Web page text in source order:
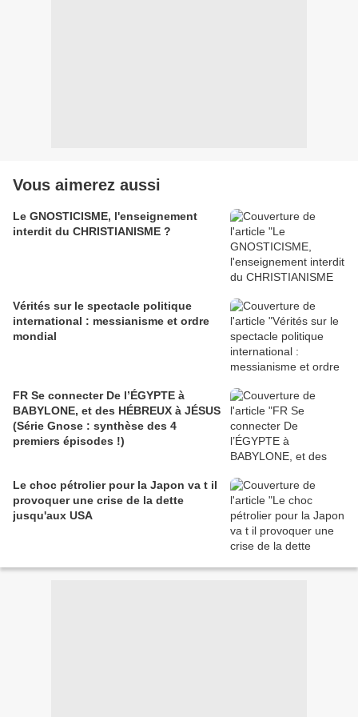
Vous aimerez aussi
Le GNOSTICISME, l'enseignement
interdit du CHRISTIANISME ?
Vérités sur le spectacle politique
international : messianisme et ordre
mondial
FR Se connecter De l’ÉGYPTE à
BABYLONE, et des HÉBREUX à JÉSUS
(Série Gnose : synthèse des 4
premiers épisodes !)
Le choc pétrolier pour la Japon va t il
provoquer une crise de la dette
jusqu'aux USA